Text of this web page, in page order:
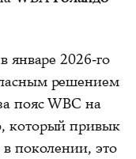
январе 2026-го
решением
пояс WBC на
который привык
поколении, это